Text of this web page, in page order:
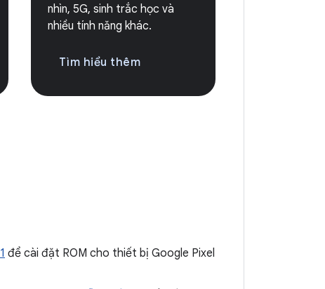
nhìn, 5G, sinh trắc học và
nhiều tính năng khác.
Tìm hiểu thêm
để cài đặt ROM cho thiết bị Google Pixel